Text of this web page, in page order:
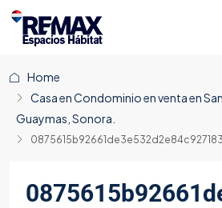
Home
Casa en Condominio en venta en
Guaymas, Sonora.